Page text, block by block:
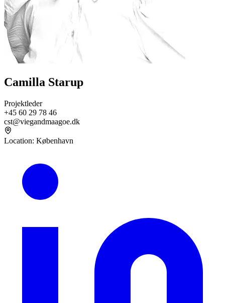
Camilla Starup
Projektleder
+45 60 29 78 46
cst@viegandmaagoe.dk
Location: København